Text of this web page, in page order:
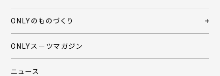
ONLYのものづくり
ONLYスーツマガジン
ニュース